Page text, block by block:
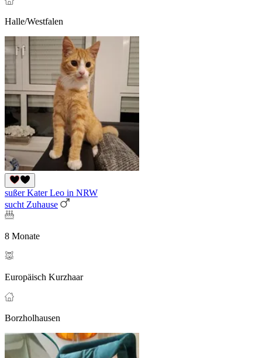
Halle/Westfalen
sußer Kater Leo in NRW
sucht Zuhause
8 Monate
Europäisch Kurzhaar
Borzholhausen